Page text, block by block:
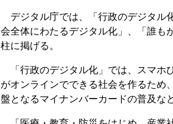
デジタル庁では、「行政のデジタル
会全体にわたるデジタル化」、「誰も
柱に掲げる。
「行政のデジタル化」では、スマホ
がオンラインでできる社会を作るため
盤となるマイナンバーカードの普及な